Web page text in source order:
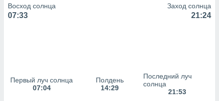
Восход солнца
07:33
Заход солнца
21:24
Первый луч солнца
07:04
Полдень
14:29
Последний луч
солнца
21:53